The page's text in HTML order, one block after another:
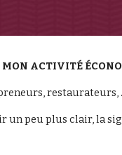
ACTIVITÉ
un peu plus clair, la